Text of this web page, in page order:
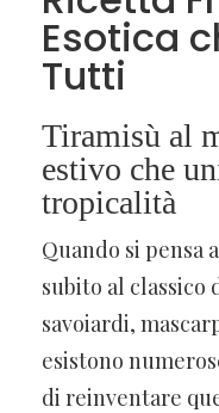
Esotica
Tutti
Tiramisù al
estivo che
tropicalità
Quando si pensa
subito al classico
savoiardi,
esistono
di reinventare